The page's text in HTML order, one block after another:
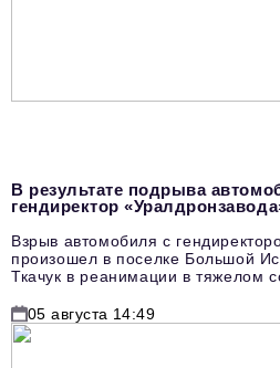
В результате подрыва
гендиректор
Взрыв автомобиля с
произошел в поселке Большой
Ткачук в реанимации в тяжелом
05 августа 14:49